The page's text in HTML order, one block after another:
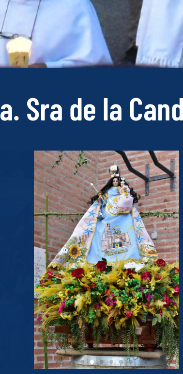
Sra de la